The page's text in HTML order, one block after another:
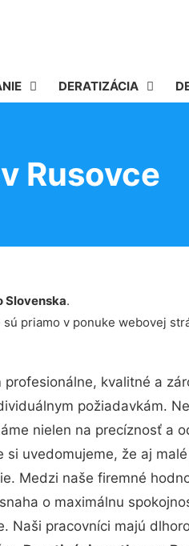
DERATIZÁCIA
Rusovce
Slovenska.
priamo v ponuke webovej
profesionálne, kvalitné a
požiadavkám.
nielen na precíznosť a
uvedomujeme, že aj
Medzi naše firemné
o maximálnu
Naši pracovníci majú